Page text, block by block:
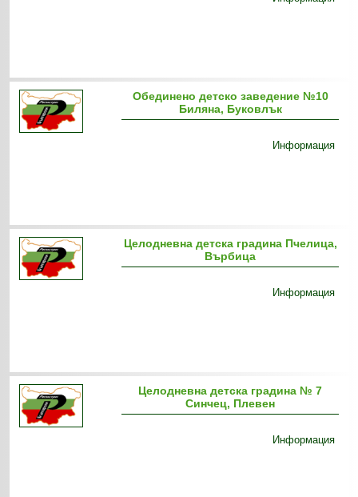
Обединено детско заведение №10
Биляна, Буковлък
Информация
Целодневна детска градина Пчелица,
Върбица
Информация
Целодневна детска градина № 7
Синчец, Плевен
Информация